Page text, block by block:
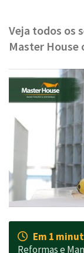
Veja todos os
Master House
Em 1
Reformas e